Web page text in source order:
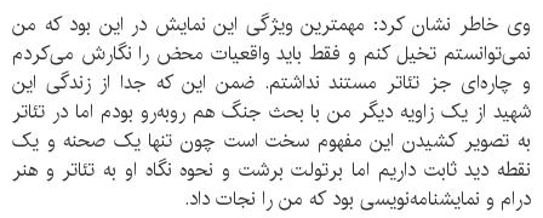
وی خاطر نشان کرد: مهمترین ویژگی این نمایش در این بود که من
نمی‌توانستم تخیل کنم و فقط باید واقعیات محض را نگارش می‌کردم
و چاره‌ای جز تئاتر مستند نداشتم. ضمن این که جدا از زندگی این
شهید از یک زاویه دیگر من با بحث جنگ هم روبه‌رو بودم اما در تئاتر
به تصویر کشیدن این مفهوم سخت است چون تنها یک صحنه و یک
نقطه دید ثابت داریم اما برتولت برشت و نحوه نگاه او به تئاتر و هنر
درام و نمایشنامه‌نویسی بود که من را نجات داد.